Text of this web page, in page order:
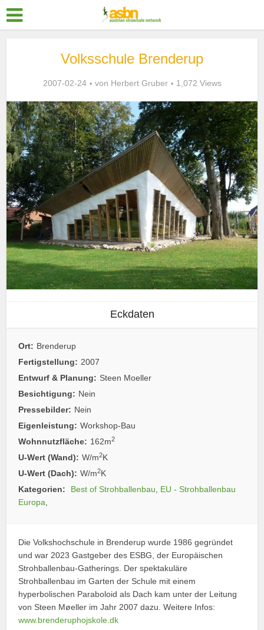
Volksschule Brenderup
2007-02-24 von Herbert Gruber 1,072 Views
Eckdaten
Ort: Brenderup
Fertigstellung: 2007
Entwurf & Planung: Steen Moeller
Besichtigung: Nein
Pressebilder: Nein
Eigenleistung: Workshop-Bau
Wohnnutzfläche: 162m2
U-Wert (Wand): W/m2K
U-Wert (Dach): W/m2K
Kategorien:
Best of Strohballenbau
EU - Strohballenbau
Europa
Die Volkshochschule in Brenderup wurde 1986 gegründet
und war 2023 Gastgeber des ESBG, der Europäischen
Strohballenbau-Gatherings. Der spektakuläre
Strohballenbau im Garten der Schule mit einem
hyperbolischen Paraboloid als Dach kam unter der Leitung
von Steen Møeller im Jahr 2007 dazu. Weitere Infos:
www.brenderuphojskole.dk